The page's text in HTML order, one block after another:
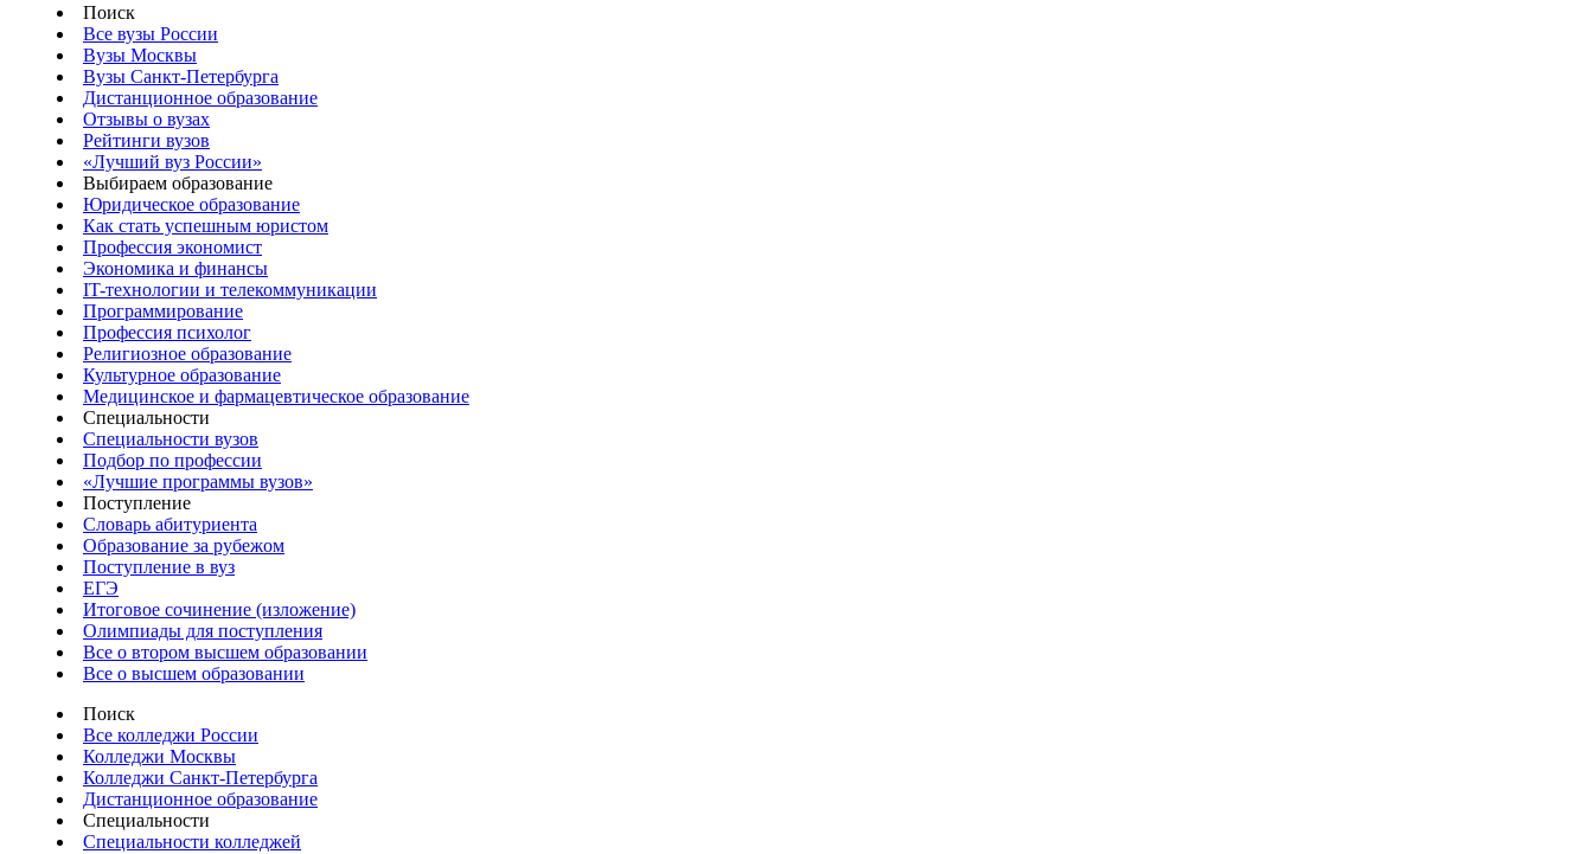
Поиск
Все вузы России
Вузы Москвы
Вузы Санкт-Петербурга
Дистанционное образование
Отзывы о вузах
Рейтинги вузов
«Лучший вуз России»
Выбираем образование
Юридическое образование
Как стать успешным юристом
Профессия экономист
Экономика и финансы
IT-технологии и телекоммуникации
Программирование
Профессия психолог
Религиозное образование
Культурное образование
Медицинское и фармацевтическое образование
Специальности
Специальности вузов
Подбор по профессии
«Лучшие программы вузов»
Поступление
Словарь абитуриента
Образование за рубежом
Поступление в вуз
ЕГЭ
Итоговое сочинение (изложение)
Олимпиады для поступления
Все о втором высшем образовании
Все о высшем образовании
Поиск
Все колледжи России
Колледжи Москвы
Колледжи Санкт-Петербурга
Дистанционное образование
Специальности
Специальности колледжей